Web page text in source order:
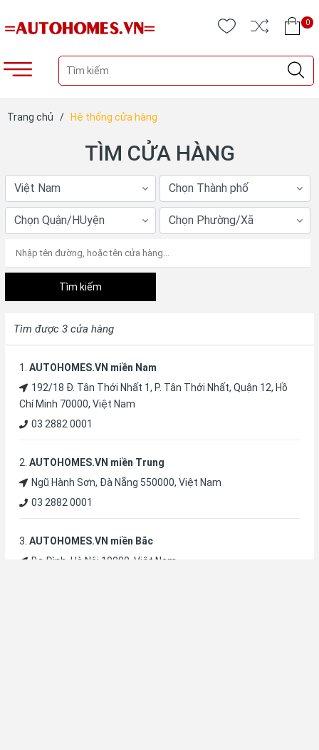
0
Trang chủ / Hệ thống cửa hàng
TÌM CỬA HÀNG
Tìm kiếm
Tìm được 3 cửa hàng
1 AUTOHOMES.VN miền Nam
192/18 Đ. Tân Thới Nhất 1, P. Tân Thới Nhất, Quận 12, Hồ
Chí Minh 70000, Việt Nam
03 2882 0001
2 AUTOHOMES.VN miền Trung
Ngũ Hành Sơn, Đà Nẵng 550000, Việt Nam
03 2882 0001
3 AUTOHOMES.VN miền Bắc
Ba Đình, Hà Nội 10000, Việt Nam